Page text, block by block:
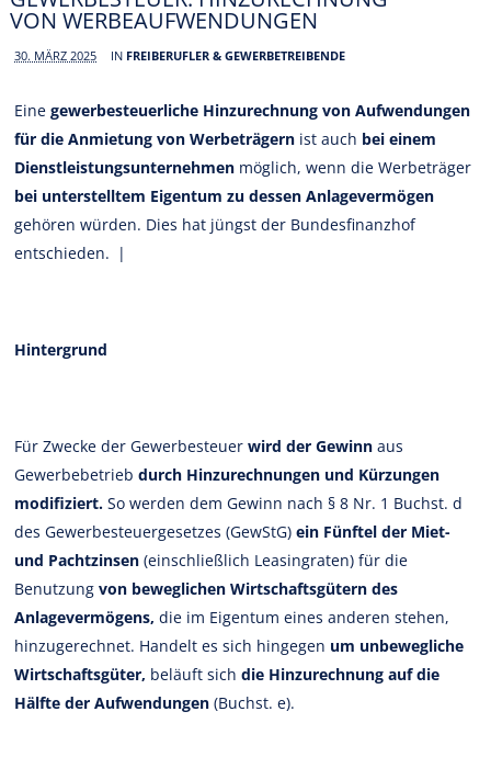
VON WERBEAUFWENDUNGEN
30. MÄRZ 2025 IN FREIBERUFLER & GEWERBETREIBENDE
Einegewerbesteuerliche Hinzurechnung von Aufwendungen
für die Anmietung von Werbeträgern ist auch bei einem
Dienstleistungsunternehmen möglich, wenn die Werbeträger
bei unterstelltem Eigentum zu dessen Anlagevermögen
gehören würden. Dies hat jüngst der Bundesfinanzhof
entschieden. |
Hintergrund
Für Zwecke der Gewerbesteuerwird der Gewinn aus
Gewerbebetriebdurch Hinzurechnungen und Kürzungen
modifiziert.So werden dem Gewinn nach § 8 Nr. 1 Buchst. d
des Gewerbesteuergesetzes (GewStG)ein Fünftel der Miet-
und Pachtzinsen (einschließlich Leasingraten) für die
Benutzungvon beweglichen Wirtschaftsgütern des
Anlagevermögens, die im Eigentum eines anderen stehen,
hinzugerechnet. Handelt es sich hingegen um unbewegliche
Wirtschaftsgüter, beläuft sichdie Hinzurechnung auf die
Hälfte der Aufwendungen (Buchst. e).